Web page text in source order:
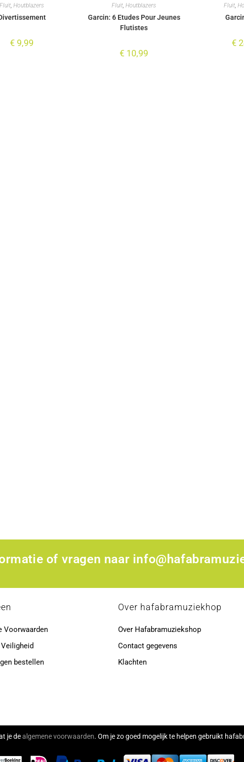
Fluit,Houtblazers
€ 9,99
Fluit,Houtblazers
Garcin: 6 Etudes Pour Jeunes
Flutistes
€ 10,99
Fluit,
€
of vragen naar
Voorwaarden
bestellen
Over hafabramuziekhop
Over Hafabramuziekshop
Contact gegevens
Klachten
je dealgemene voorwaarden. Om je zo goed mogelijk te helpen gebruikt